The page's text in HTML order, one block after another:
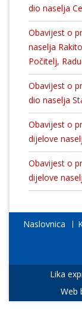
dio naselja
Obavijest o
naselja
Počitelj,
Obavijest o
dio naselja
Obavijest o
dijelove
Obavijest o
dijelove
Naslovnica
Lika
Web